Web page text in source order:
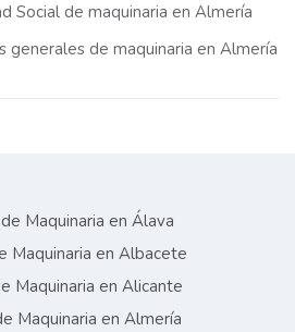
Social de maquinaria en Almería
generales de maquinaria en Almería
Maquinaria en Álava
Maquinaria en Albacete
Maquinaria en Alicante
Maquinaria en Almería